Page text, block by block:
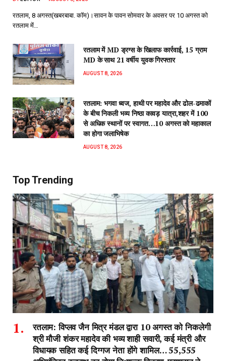
रतलाम, 8 अगस्त(खबरबाबा. कॉम)।सावन के पावन सोमवार के अवसर पर 10 अगस्त को
रतलाम में…
रतलाम में MD ड्रग्स के खिलाफ कार्रवाई, 15 ग्राम
MD के साथ 21 वर्षीय युवक गिरफ्तार
AUGUST 8, 2026
रतलाम: भगवा ध्वज, हाथी पर महादेव और ढोल-ढमाकों
के बीच निकली भव्य निष्ठा कावड़ यात्रा,शहर में 100
से अधिक स्थानों पर स्वागत…10 अगस्त को महाकाल
का होगा जलाभिषेक
AUGUST 8, 2026
Top Trending
रतलाम: विप्लव जैन मित्र मंडल द्वारा 10 अगस्त को निकलेगी
श्री मौजी शंकर महादेव की भव्य शाही सवारी, कई मंत्री और
विधायक सहित कई दिग्गज नेता होंगे शामिल… 55,555